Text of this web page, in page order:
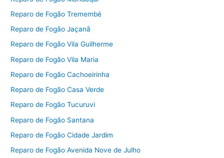
Reparo de Fogão Tremembé
Reparo de Fogão Jaçanã
Reparo de Fogão Vila Guilherme
Reparo de Fogão Vila Maria
Reparo de Fogão Cachoeirinha
Reparo de Fogão Casa Verde
Reparo de Fogão Tucuruvi
Reparo de Fogão Santana
Reparo de Fogão Cidade Jardim
Reparo de Fogão Avenida Nove de Julho